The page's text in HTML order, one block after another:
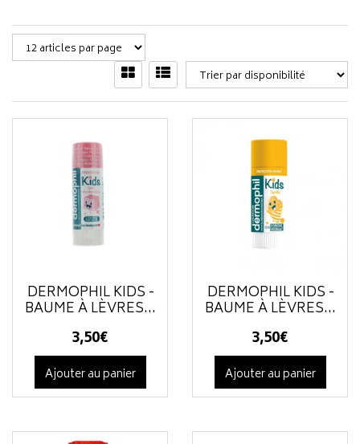
DERMOPHIL KIDS -
BAUME À LÈVRES...
3,50€
Ajouter au panier
DERMOPHIL KIDS -
BAUME À LÈVRES...
3,50€
Ajouter au panier